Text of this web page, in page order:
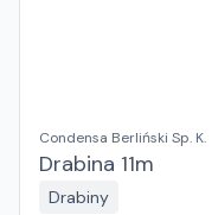
Condensa Berliński Sp. K.
Drabina 11m
Drabiny